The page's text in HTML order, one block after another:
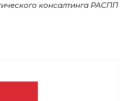
консалтинга РАСПП